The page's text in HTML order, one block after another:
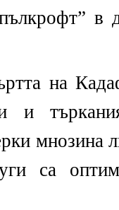
в
на
и
мнозина
са